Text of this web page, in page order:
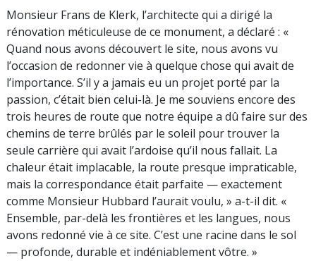
Monsieur Frans de Klerk, l’architecte qui a dirigé la
rénovation méticuleuse de ce monument, a déclaré : «
Quand nous avons découvert le site, nous avons vu
l’occasion de redonner vie à quelque chose qui avait de
l’importance. S’il y a jamais eu un projet porté par la
passion, c’était bien celui-là. Je me souviens encore des
trois heures de route que notre équipe a dû faire sur des
chemins de terre brûlés par le soleil pour trouver la
seule carrière qui avait l’ardoise qu’il nous fallait. La
chaleur était implacable, la route presque impraticable,
mais la correspondance était parfaite — exactement
comme Monsieur Hubbard l’aurait voulu, » a-t-il dit. «
Ensemble, par-delà les frontières et les langues, nous
avons redonné vie à ce site. C’est une racine dans le sol
— profonde, durable et indéniablement vôtre. »